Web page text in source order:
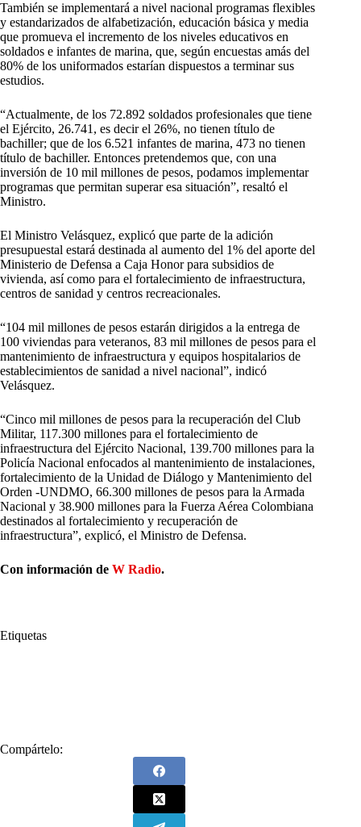
También se implementará a nivel nacional programas flexibles
y estandarizados de alfabetización, educación básica y media
que promueva el incremento de los niveles educativos en
soldados e infantes de marina, que, según encuestas amás del
80% de los uniformados estarían dispuestos a terminar sus
estudios.
“Actualmente, de los 72.892 soldados profesionales que tiene
el Ejército, 26.741, es decir el 26%, no tienen título de
bachiller; que de los 6.521 infantes de marina, 473 no tienen
título de bachiller. Entonces pretendemos que, con una
inversión de 10 mil millones de pesos, podamos implementar
programas que permitan superar esa situación”, resaltó el
Ministro.
El Ministro Velásquez, explicó que parte de la adición
presupuestal estará destinada al aumento del 1% del aporte del
Ministerio de Defensa a Caja Honor para subsidios de
vivienda, así como para el fortalecimiento de infraestructura,
centros de sanidad y centros recreacionales.
“104 mil millones de pesos estarán dirigidos a la entrega de
100 viviendas para veteranos, 83 mil millones de pesos para el
mantenimiento de infraestructura y equipos hospitalarios de
establecimientos de sanidad a nivel nacional”, indicó
Velásquez.
“Cinco mil millones de pesos para la recuperación del Club
Militar, 117.300 millones para el fortalecimiento de
infraestructura del Ejército Nacional, 139.700 millones para la
Policía Nacional enfocados al mantenimiento de instalaciones,
fortalecimiento de la Unidad de Diálogo y Mantenimiento del
Orden -UNDMO, 66.300 millones de pesos para la Armada
Nacional y 38.900 millones para la Fuerza Aérea Colombiana
destinados al fortalecimiento y recuperación de
infraestructura”, explicó, el Ministro de Defensa.
Con información de W Radio.
Etiquetas
Compártelo: